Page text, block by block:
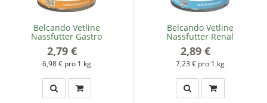
Belcando Vetline
Nassfutter Gastro
2,79 €
6,98 € pro 1 kg
Belcando Vetline
Nassfutter Renal
2,89 €
7,23 € pro 1 kg